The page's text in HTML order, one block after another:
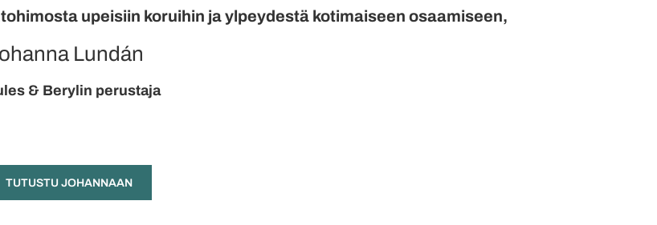
upeisiin koruihin ja ylpeydestä kotimaiseen osaamiseen,
Lundán
& Berylin perustaja
TUTUSTU JOHANNAAN